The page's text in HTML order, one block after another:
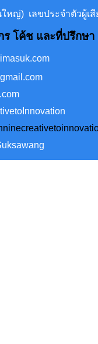
หญ่) เลขประจำตัวผู้เ
ร โค้ช และที่ปรึกษา